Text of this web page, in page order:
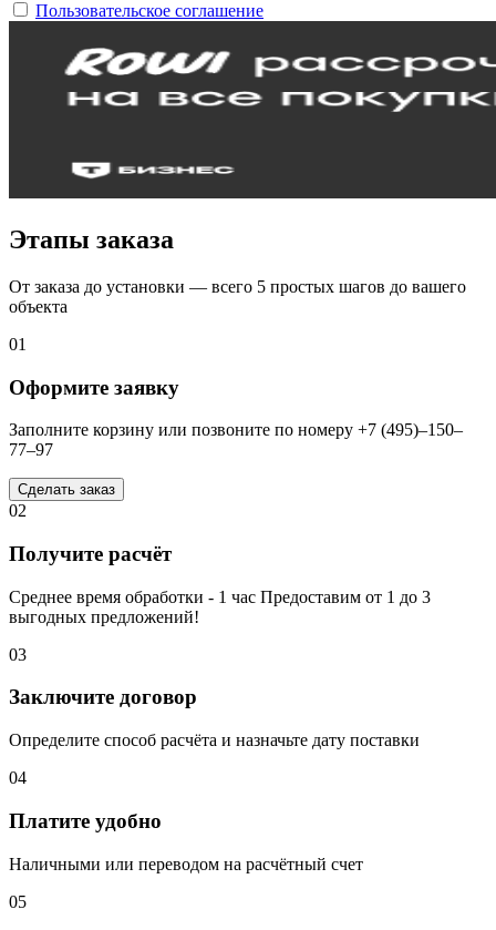
Пользовательское соглашение
Этапы заказа
От заказа до установки — всего 5 простых шагов до вашего
объекта
01
Оформите заявку
Заполните корзину или позвоните по номеру +7 (495)–150–
77–97
Сделать заказ
02
Получите расчёт
Среднее время обработки - 1 час Предоставим от 1 до 3
выгодных предложений!
03
Заключите договор
Определите способ расчёта и назначьте дату поставки
04
Платите удобно
Наличными или переводом на расчётный счет
05